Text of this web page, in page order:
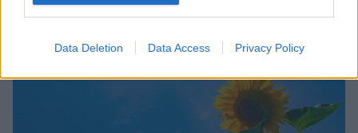
Data Deletion Data Access Privacy Policy